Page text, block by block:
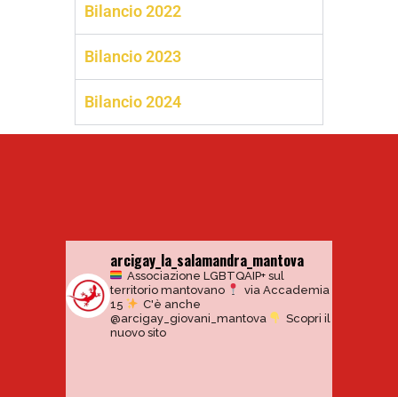
Bilancio 2022
Bilancio 2023
Bilancio 2024
arcigay_la_salamandra_mantova
Associazione LGBTQAIP+ sul
territorio mantovano
via Accademia
15
C'è anche
@arcigay_giovani_mantova
Scopri il
nuovo sito